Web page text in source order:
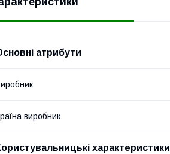
атрибути
виробник
характеристики